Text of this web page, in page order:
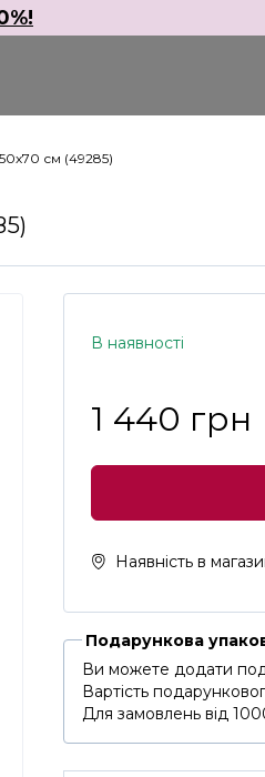
см (49285)
В наявності
1 440 грн
Наявність в
Подарункова
Ви можете додати
Вартість
Для замовлень від